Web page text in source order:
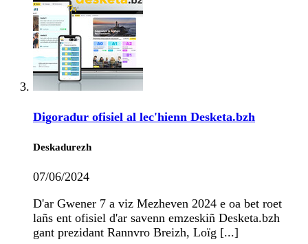
Digoradur ofisiel al lec'hienn Desketa.bzh
Deskadurezh
07/06/2024
D'ar Gwener 7 a viz Mezheven 2024 e oa bet roet
lañs ent ofisiel d'ar savenn emzeskiñ Desketa.bzh
gant prezidant Rannvro Breizh, Loïg [...]